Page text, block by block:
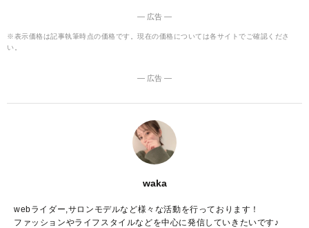
― 広告 ―
※表示価格は記事執筆時点の価格です。現在の価格については各サイトでご確認くださ
い。
― 広告 ―
waka
webライダー,サロンモデルなど様々な活動を行っております！
ファッションやライフスタイルなどを中心に発信していきたいです♪